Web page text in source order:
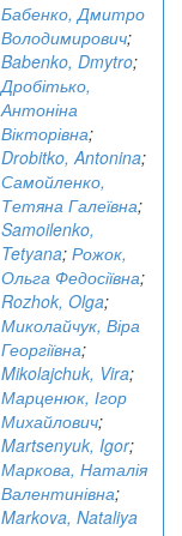
Бабенко, Дмитро
Володимирович;
Babenko, Dmytro;
Дробітько,
Антоніна
Вікторівна;
Drobitko, Antonina;
Самойленко,
Тетяна Галеївна;
Samoilenko,
Tetyana; Рожок,
Ольга Федосіївна;
Rozhok, Olga;
Миколайчук, Віра
Георгіївна;
Mikolajchuk, Vira;
Марценюк, Ігор
Михайлович;
Martsenyuk, Igor;
Маркова, Наталія
Валентинівна;
Markova, Nataliya